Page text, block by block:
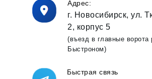
г. Новосибирск, ул.
2, корпус 5
(въезд в главные ворота
Быстроном)
Адрес:
Быстрая связь